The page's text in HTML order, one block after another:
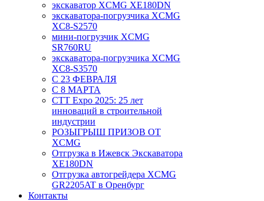
экскаватор XCMG XE180DN
экскаватора-погрузчика XCMG
XC8-S2570
мини-погрузчик XCMG
SR760RU
экскаватора-погрузчика XCMG
XC8-S3570
С 23 ФЕВРАЛЯ
С 8 МАРТА
CTT Expo 2025: 25 лет
инноваций в строительной
индустрии
РОЗЫГРЫШ ПРИЗОВ ОТ
XCMG
Отгрузка в Ижевск Экскаватора
XE180DN
Отгрузка автогрейдера XCMG
GR2205AT в Оренбург
Контакты